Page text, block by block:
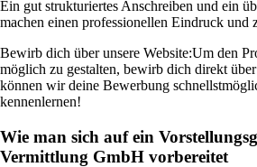
Ein gut strukturiertes Anschreiben und ein
machen einen professionellen Eindruck und
Bewirb dich über unsere Website:Um den
möglich zu gestalten, bewirb dich direkt
können wir deine Bewerbung
kennenlernen!
Wie man sich auf ein
Vermittlung GmbH vorbereitet